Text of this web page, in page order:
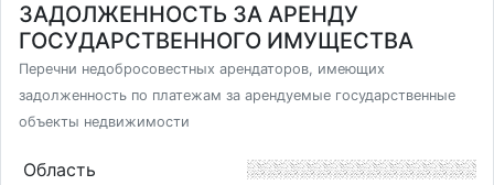
ЗАДОЛЖЕННОСТЬ ЗА АРЕНДУ
ГОСУДАРСТВЕННОГО ИМУЩЕСТВА
Перечни недобросовестных арендаторов, имеющих
задолженность по платежам за арендуемые государственные
объекты недвижимости
Область